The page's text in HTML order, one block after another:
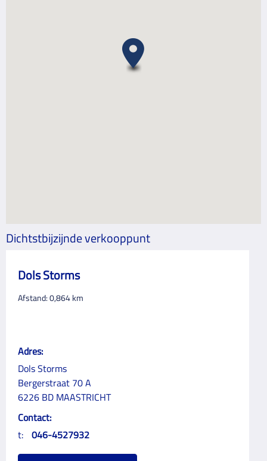
Dichtstbijzijnde verkooppunt
Dols Storms
Afstand:0,864km
Adres:
Dols Storms
Bergerstraat 70 A
6226 BD MAASTRICHT
Contact:
t: 046-4527932